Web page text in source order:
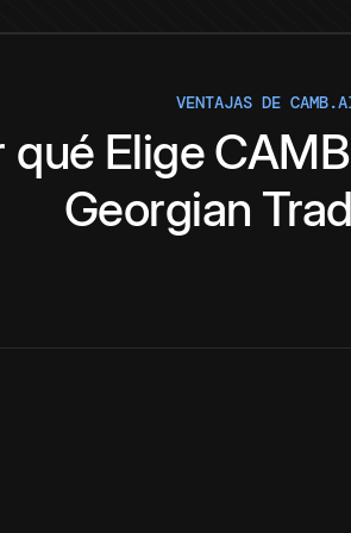
VENTAJAS DE
qué Elige
Georgian